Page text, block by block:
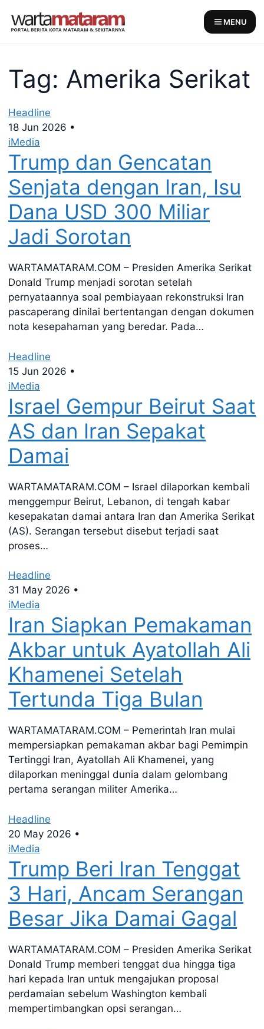
MENU
Tag: Amerika Serikat
Headline
18 Jun 2026 •
iMedia
Trump dan Gencatan
Senjata dengan Iran, Isu
Dana USD 300 Miliar
Jadi Sorotan
WARTAMATARAM.COM – Presiden Amerika Serikat
Donald Trump menjadi sorotan setelah
pernyataannya soal pembiayaan rekonstruksi Iran
pascaperang dinilai bertentangan dengan dokumen
nota kesepahaman yang beredar. Pada…
Headline
15 Jun 2026 •
iMedia
Israel Gempur Beirut Saat
AS dan Iran Sepakat
Damai
WARTAMATARAM.COM – Israel dilaporkan kembali
menggempur Beirut, Lebanon, di tengah kabar
kesepakatan damai antara Iran dan Amerika Serikat
(AS). Serangan tersebut disebut terjadi saat
proses…
Headline
31 May 2026 •
iMedia
Iran Siapkan Pemakaman
Akbar untuk Ayatollah Ali
Khamenei Setelah
Tertunda Tiga Bulan
WARTAMATARAM.COM – Pemerintah Iran mulai
mempersiapkan pemakaman akbar bagi Pemimpin
Tertinggi Iran, Ayatollah Ali Khamenei, yang
dilaporkan meninggal dunia dalam gelombang
pertama serangan militer Amerika…
Headline
20 May 2026 •
iMedia
Trump Beri Iran Tenggat
3 Hari, Ancam Serangan
Besar Jika Damai Gagal
WARTAMATARAM.COM – Presiden Amerika Serikat
Donald Trump memberi tenggat dua hingga tiga
hari kepada Iran untuk mengajukan proposal
perdamaian sebelum Washington kembali
mempertimbangkan opsi serangan…